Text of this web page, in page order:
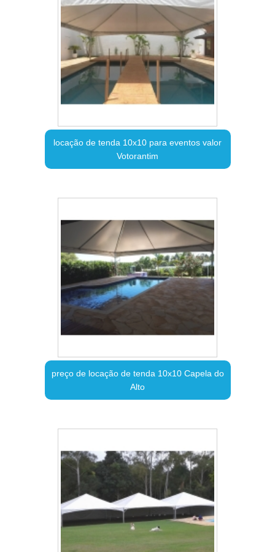
locação de tenda 10x10 para eventos valor
Votorantim
preço de locação de tenda 10x10 Capela do
Alto